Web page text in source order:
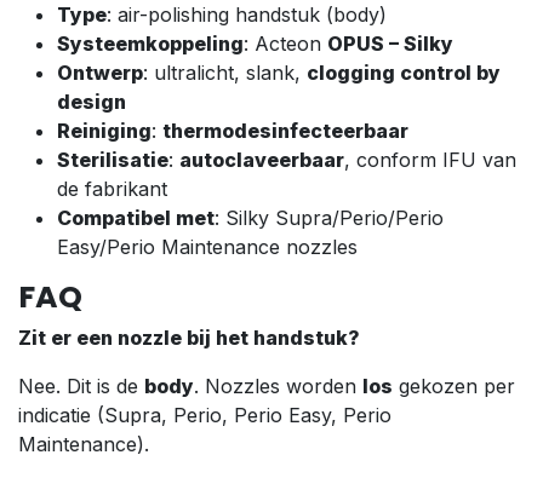
Type: air-polishing handstuk (body)
Systeemkoppeling: Acteon OPUS – Silky
Ontwerp: ultralicht, slank, clogging control by
design
Reiniging: thermodesinfecteerbaar
Sterilisatie: autoclaveerbaar, conform IFU van
de fabrikant
Compatibel met: Silky Supra/Perio/Perio
Easy/Perio Maintenance nozzles
FAQ
Zit er een nozzle bij het handstuk?
Nee. Dit is de body. Nozzles worden los gekozen per
indicatie (Supra, Perio, Perio Easy, Perio
Maintenance).